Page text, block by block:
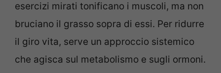
esercizi mirati tonificano i muscoli, ma non
bruciano il grasso sopra di essi. Per ridurre
il giro vita, serve un approccio sistemico
che agisca sul metabolismo e sugli ormoni.